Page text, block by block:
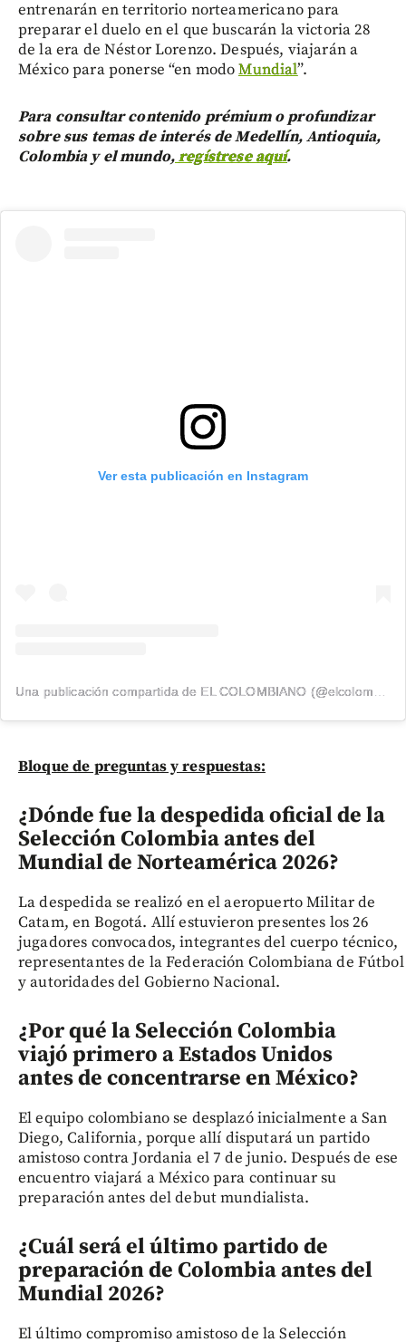
entrenarán en territorio norteamericano para
preparar el duelo en el que buscarán la victoria 28
de la era de Néstor Lorenzo. Después, viajarán a
México para ponerse “en modoMundial”.
Para consultar contenido prémium o profundizar
sobre sus temas de interés de Medellín, Antioquia,
Colombia y el mundo,regístrese aquí.
Ver esta publicación en Instagram
Bloque de preguntas y respuestas:
¿Dónde fue la despedida oficial de la
Selección Colombia antes del
Mundial de Norteamérica 2026?
La despedida se realizó en el aeropuerto Militar de
Catam, en Bogotá. Allí estuvieron presentes los 26
jugadores convocados, integrantes del cuerpo técnico,
representantes de la Federación Colombiana de Fútbol
y autoridades del Gobierno Nacional.
¿Por qué la Selección Colombia
viajó primero a Estados Unidos
antes de concentrarse en México?
El equipo colombiano se desplazó inicialmente a San
Diego, California, porque allí disputará un partido
amistoso contra Jordania el 7 de junio. Después de ese
encuentro viajará a México para continuar su
preparación antes del debut mundialista.
¿Cuál será el último partido de
preparación de Colombia antes del
Mundial 2026?
El último compromiso amistoso de la Selección